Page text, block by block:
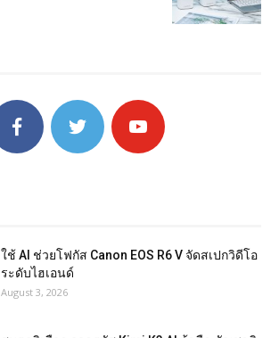
ใช้ AI ช่วยโฟกัส Canon EOS R6 V จัดสเปกวิดีโอ
ระดับไฮเอนด์
August 3, 2026